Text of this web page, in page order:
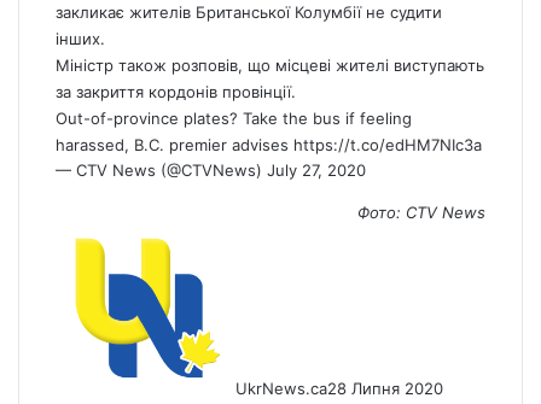
закликає жителів Британської Колумбії не судити
інших.
Міністр також розповів, що місцеві жителі виступають
за закриття кордонів провінції.
Out-of-province plates? Take the bus if feeling
harassed, B.C. premier advises https://t.co/edHM7NIc3a
— CTV News (@CTVNews) July 27, 2020
Фото: CTV News
UkrNews.ca28 Липня 2020